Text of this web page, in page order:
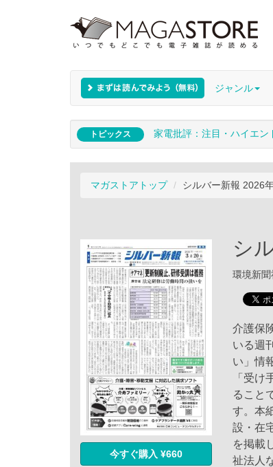
ジャンル
トピックス 家電批評：注目・ハイエン
マガストアトップ シルバー新報 2026
今すぐ購入 ¥660
シ
環境新
介護保
いる週
い」情
「受
ること
す。本
設・在
を掲載
祉法人